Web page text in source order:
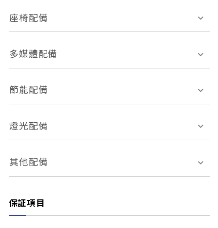
恆溫空調
前座正面氣囊
ABS防鎖死
車道偏離警示
自動停車系統 盲點偵測系統
倒車雷達
座椅配備
皮椅
無
有
多媒體配備
外部音源接入
節能配備
引擎啟閉系統
燈光配備
感應頭燈
頭燈光源
其他配備
保証項目